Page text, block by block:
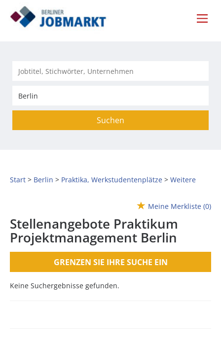
Suchen
Start Berlin Praktika, Werkstudentenplätze Weitere
Meine Merkliste (0)
Stellenangebote Praktikum
Projektmanagement Berlin
GRENZEN SIE IHRE SUCHE EIN
Keine Suchergebnisse gefunden.